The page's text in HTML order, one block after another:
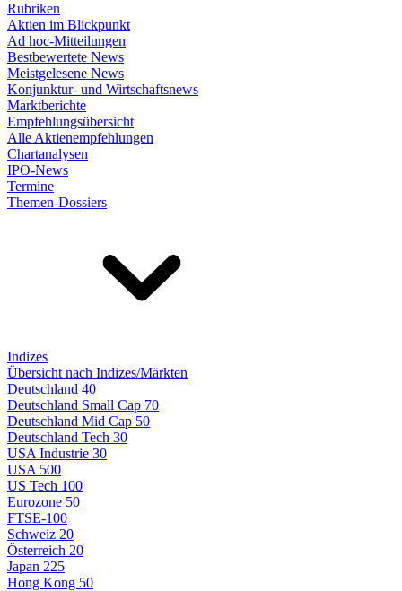
Rubriken
Aktien im Blickpunkt
Ad hoc-Mitteilungen
Bestbewertete News
Meistgelesene News
Konjunktur- und Wirtschaftsnews
Marktberichte
Empfehlungsübersicht
Alle Aktienempfehlungen
Chartanalysen
IPO-News
Termine
Themen-Dossiers
Indizes
Übersicht nach Indizes/Märkten
Deutschland 40
Deutschland Small Cap 70
Deutschland Mid Cap 50
Deutschland Tech 30
USA Industrie 30
USA 500
US Tech 100
Eurozone 50
FTSE-100
Schweiz 20
Österreich 20
Japan 225
Hong Kong 50